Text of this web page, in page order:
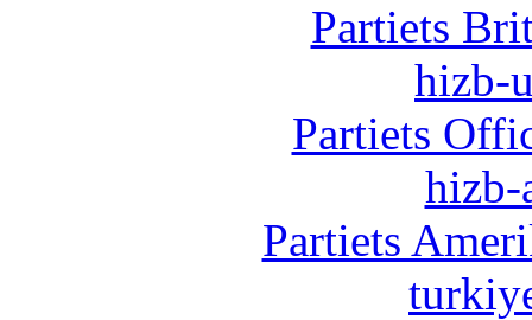
Partiets
hizb-
Partiets
hizb-
Partiets